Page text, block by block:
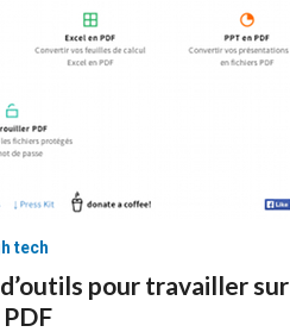
tech
pour travailler sur